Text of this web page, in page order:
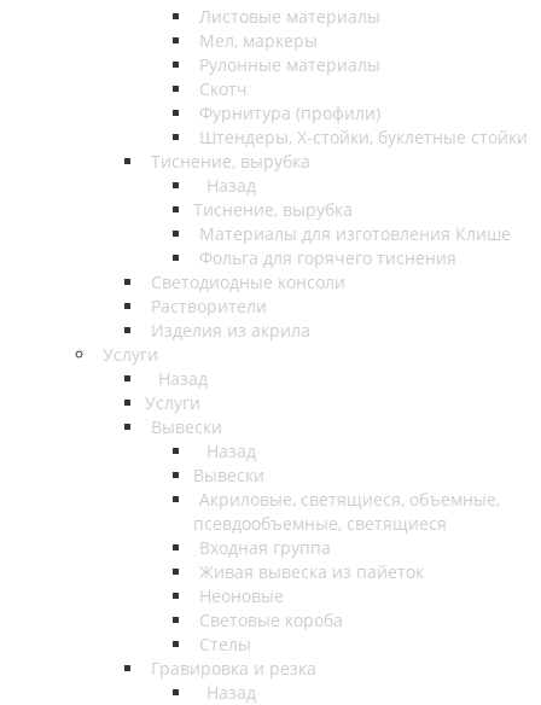
Листовые материалы
Мел, маркеры
Рулонные материалы
Скотч
Фурнитура (профили)
Штендеры, Х-стойки, буклетные стойки
Тиснение, вырубка
Назад
Тиснение, вырубка
Материалы для изготовления Клише
Фольга для горячего тиснения
Светодиодные консоли
Растворители
Изделия из акрила
Услуги
Назад
Услуги
Вывески
Назад
Вывески
Акриловые, светящиеся, объемные,
псевдообъемные, светящиеся
Входная группа
Живая вывеска из пайеток
Неоновые
Световые короба
Стелы
Гравировка и резка
Назад